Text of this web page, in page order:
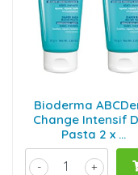
Bioderma
Change Intensif
Pasta 2 x ...
+
-